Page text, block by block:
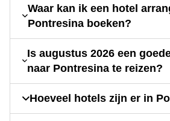
Waar kan ik een hotel
Pontresina boeken?
Is augustus 2026 een
naar Pontresina te reizen?
Hoeveel hotels zijn er in